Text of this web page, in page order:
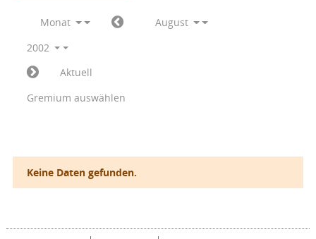
Monat
August
2002
Aktuell
Gremium auswählen
Keine Daten gefunden.